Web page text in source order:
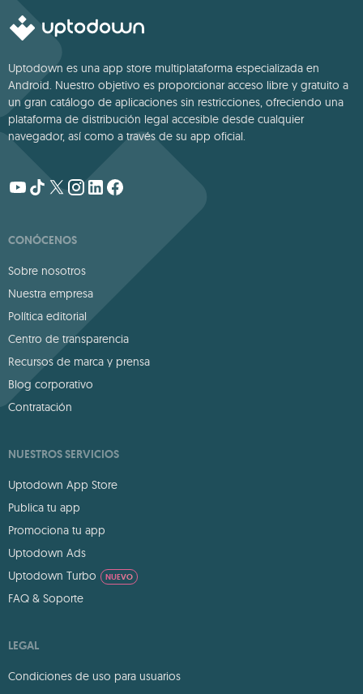
Uptodown es una app store multiplataforma especializada en
Android. Nuestro objetivo es proporcionar acceso libre y gratuito a
un gran catálogo de aplicaciones sin restricciones, ofreciendo una
plataforma de distribución legal accesible desde cualquier
navegador, así como a través de su app oficial.
CONÓCENOS
Sobre nosotros
Nuestra empresa
Política editorial
Centro de transparencia
Recursos de marca y prensa
Blog corporativo
Contratación
NUESTROS SERVICIOS
Uptodown App Store
Publica tu app
Promociona tu app
Uptodown Ads
Uptodown Turbo
NUEVO
FAQ & Soporte
LEGAL
Condiciones de uso para usuarios